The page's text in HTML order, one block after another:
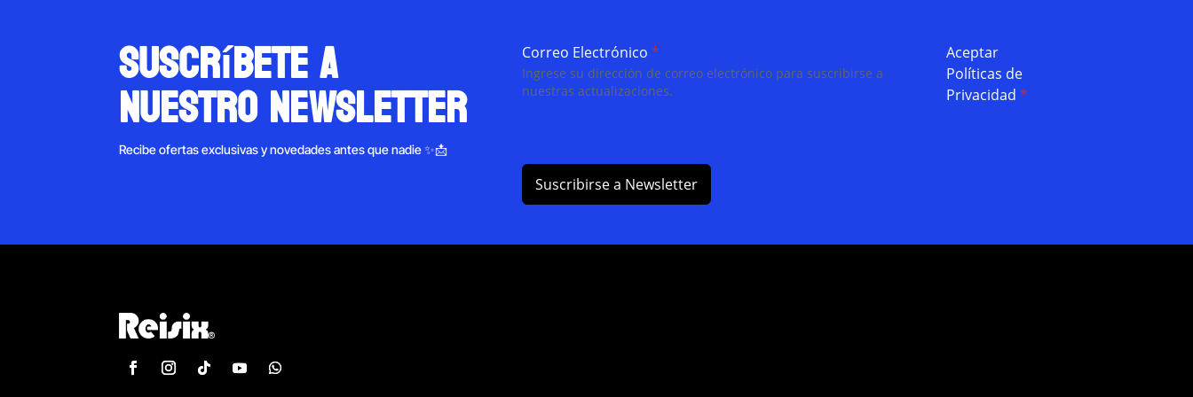
suscríbete a
nuestro newsletter
Recibe ofertas exclusivas y novedades antes que nadie ✨📩
Correo Electrónico*
Ingrese su dirección de correo electrónico para suscribirse a
nuestras actualizaciones.
Aceptar
Políticas de
Privacidad*
Suscribirse a Newsletter